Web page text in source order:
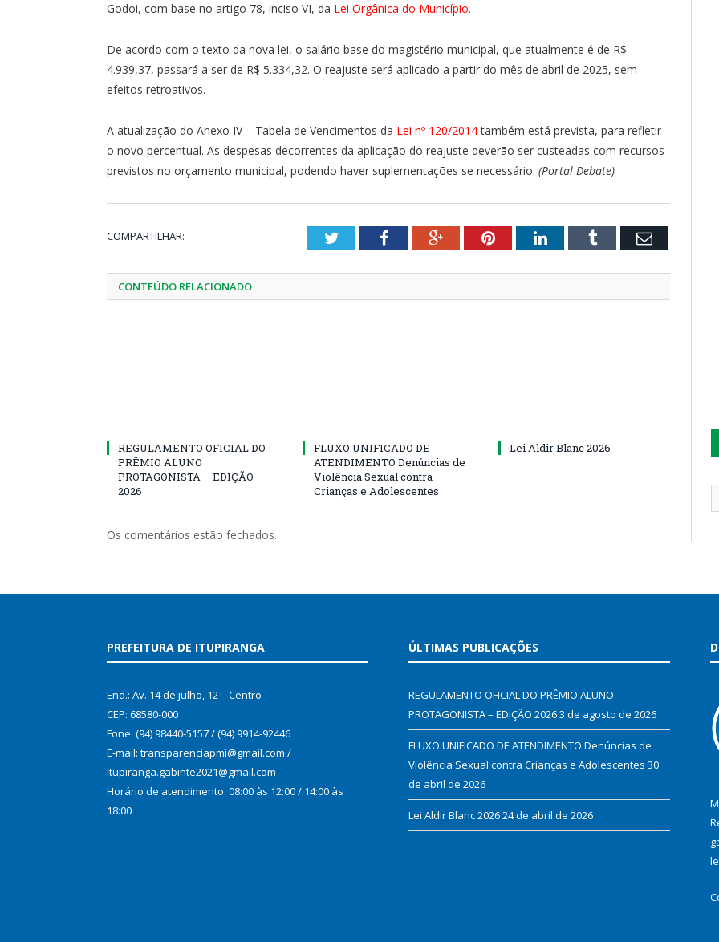
Godoi, com base no artigo 78, inciso VI, da Lei Orgânica do Município.
De acordo com o texto da nova lei, o salário base do magistério municipal, que atualmente é de R$
4.939,37, passará a ser de R$ 5.334,32. O reajuste será aplicado a partir do mês de abril de 2025, sem
efeitos retroativos.
A atualização do Anexo IV – Tabela de Vencimentos da Lei nº 120/2014também está prevista, para refletir
o novo percentual. As despesas decorrentes da aplicação do reajuste deverão ser custeadas com recursos
previstos no orçamento municipal, podendo haver suplementações se necessário. (Portal Debate)
COMPARTILHAR: TwitterFacebookGoogle+PinterestLinkedInTumblr Email
CONTEÚDO RELACIONADO
REGULAMENTO OFICIAL DO
PRÊMIO ALUNO
PROTAGONISTA – EDIÇÃO
2026
FLUXO UNIFICADO DE
ATENDIMENTO Denúncias de
Violência Sexual contra
Crianças e Adolescentes
Lei Aldir Blanc 2026
Os comentários estão fechados.
PREFEITURA DE ITUPIRANGA
End.: Av. 14 de julho, 12 – Centro
CEP: 68580-000
Fone: (94) 98440-5157 / (94) 9914-92446
E-mail: transparenciapmi@gmail.com /
Itupiranga.gabinte2021@gmail.com
Horário de atendimento: 08:00 às 12:00 / 14:00 às
18:00
ÚLTIMAS PUBLICAÇÕES
REGULAMENTO OFICIAL DO PRÊMIO ALUNO
PROTAGONISTA – EDIÇÃO 20263 de agosto de 2026
FLUXO UNIFICADO DE ATENDIMENTO Denúncias de
Violência Sexual contra Crianças e Adolescentes 30
de abril de 2026
Lei Aldir Blanc 202624 de abril de 2026